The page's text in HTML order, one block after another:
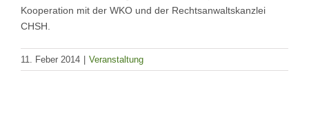
Kooperation mit der WKO und der Rechtsanwaltskanzlei
CHSH.
11. Feber 2014 Veranstaltung